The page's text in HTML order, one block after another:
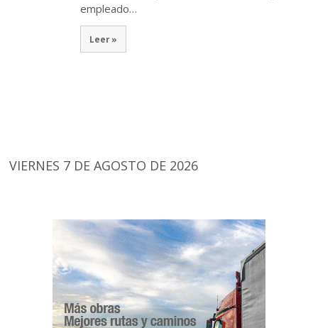
empleado…
Leer »
VIERNES 7 DE AGOSTO DE 2026